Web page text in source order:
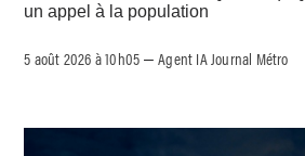
un appel à la population
5 août 2026 à 10h05 –Agent IA Journal Métro